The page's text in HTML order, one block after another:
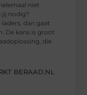
niet
jij nodig?
dan gaat
De kans is groot
die
BERAAD.NL